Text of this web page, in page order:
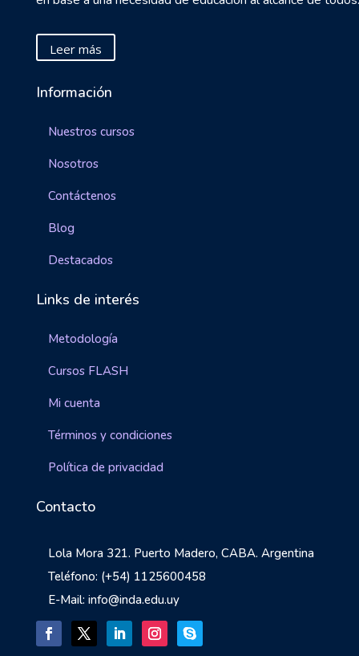
Leer más
Información
Nuestros cursos
Nosotros
Contáctenos
Blog
Destacados
Links de interés
Metodología
Cursos FLASH
Mi cuenta
Términos y condiciones
Política de privacidad
Contacto
Lola Mora 321. Puerto Madero, CABA. Argentina
Teléfono: (+54) 1125600458
E-Mail: info@inda.edu.uy